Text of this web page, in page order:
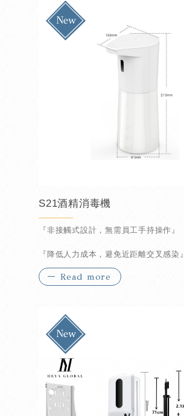
S21酒精消毒機
『非接觸式設計，無需員工手持操作』
『降低人力成本，避免近距離交叉感染』
『自動待機超省電』
Read more